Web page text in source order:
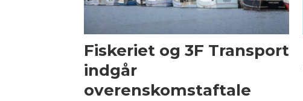
Fiskeriet og 3F Transport
indgår
overenskomstaftale